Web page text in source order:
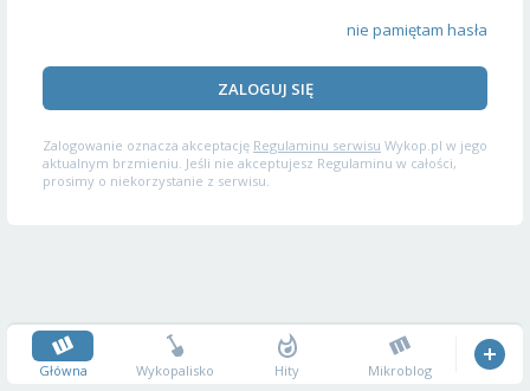
nie pamiętam hasła
ZALOGUJ SIĘ
Zalogowanie oznacza akceptację Regulaminu serwisu Wykop.pl w jego
aktualnym brzmieniu. Jeśli nie akceptujesz Regulaminu w całości,
prosimy o niekorzystanie z serwisu.
Główna Wykopalisko Hity Mikroblog